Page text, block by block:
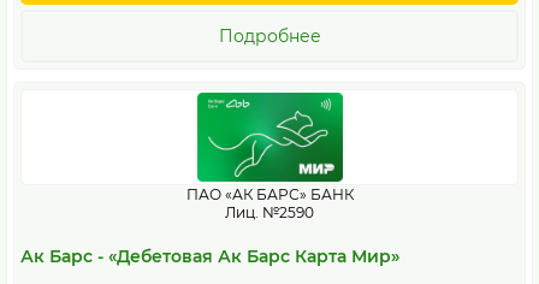
Подробнее
ПАО «АК БАРС» БАНК
Лиц. №2590
Ак Барс - «Дебетовая Ак Барс Карта Мир»